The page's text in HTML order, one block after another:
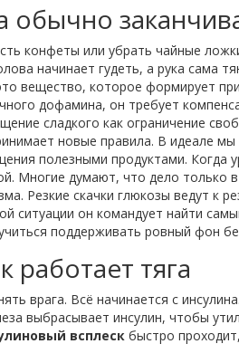
обычно
конфеты или убрать чайные
начинает гудеть, а рука сама
вещество, которое формирует
дофамина, он требует
сладкого как ограничение
новые правила. В идеале
полезными продуктами. Когда
Многие думают, что дело только
Резкие скачки глюкозы ведут к
ситуации он командует найти
поддерживать ровный фон
работает тяга
врага. Всё начинается с
выбрасывает инсулин, чтобы
всплеск быстро